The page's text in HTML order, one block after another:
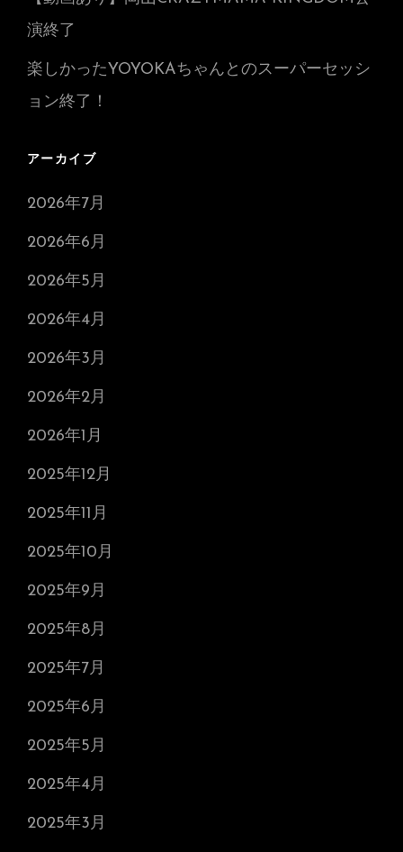
演終了
楽しかったYOYOKAちゃんとのスーパーセッシ
ョン終了！
アーカイブ
2026年7月
2026年6月
2026年5月
2026年4月
2026年3月
2026年2月
2026年1月
2025年12月
2025年11月
2025年10月
2025年9月
2025年8月
2025年7月
2025年6月
2025年5月
2025年4月
2025年3月